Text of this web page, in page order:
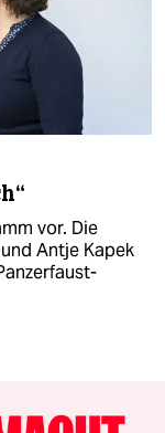
vor. Die
Antje Kapek